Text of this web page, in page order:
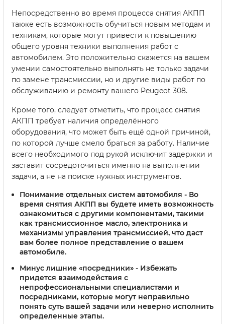
Непосредственно во время процесса снятия АКПП
также есть возможность обучиться новым методам и
техникам, которые могут привести к повышению
общего уровня техники выполнения работ с
автомобилем. Это положительно скажется на вашем
умении самостоятельно выполнять не только задачи
по замене трансмиссии, но и другие виды работ по
обслуживанию и ремонту вашего Peugeot 308.
Кроме того, следует отметить, что процесс снятия
АКПП требует наличия определённого
оборудования, что может быть ещё одной причиной,
по которой лучше смело браться за работу. Наличие
всего необходимого под рукой исключит задержки и
заставит сосредоточиться именно на выполнении
задачи, а не на поиске нужных инструментов.
Понимание отдельных систем автомобиля - Во
время снятия АКПП вы будете иметь возможность
ознакомиться с другими компонентами, такими
как трансмиссионное масло, электроника и
механизмы управления трансмиссией, что даст
вам более полное представление о вашем
автомобиле.
Минус лишние «посредники» - Избежать
придется взаимодействия с
непрофессиональными специалистами и
посредниками, которые могут неправильно
понять суть вашей задачи или неверно исполнить
определенные этапы.